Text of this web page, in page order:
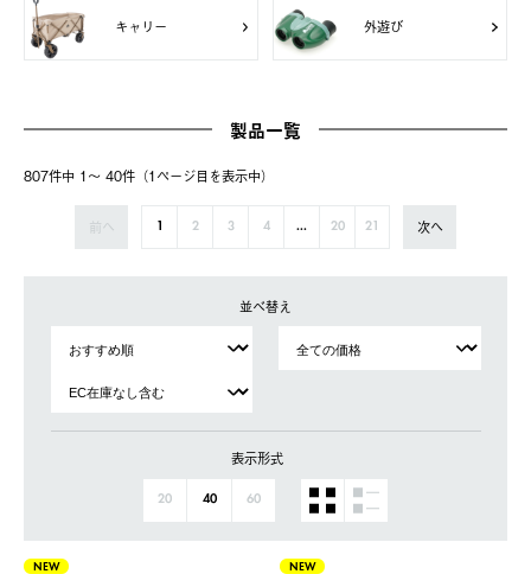
キャリー 外遊び
製品一覧
807件中 1〜 40件（1ページ⽬を表⽰中）
前へ 1 2 3 4 ... 20 21 次へ
並べ替え
表示形式
20 40 60
NEW NEW